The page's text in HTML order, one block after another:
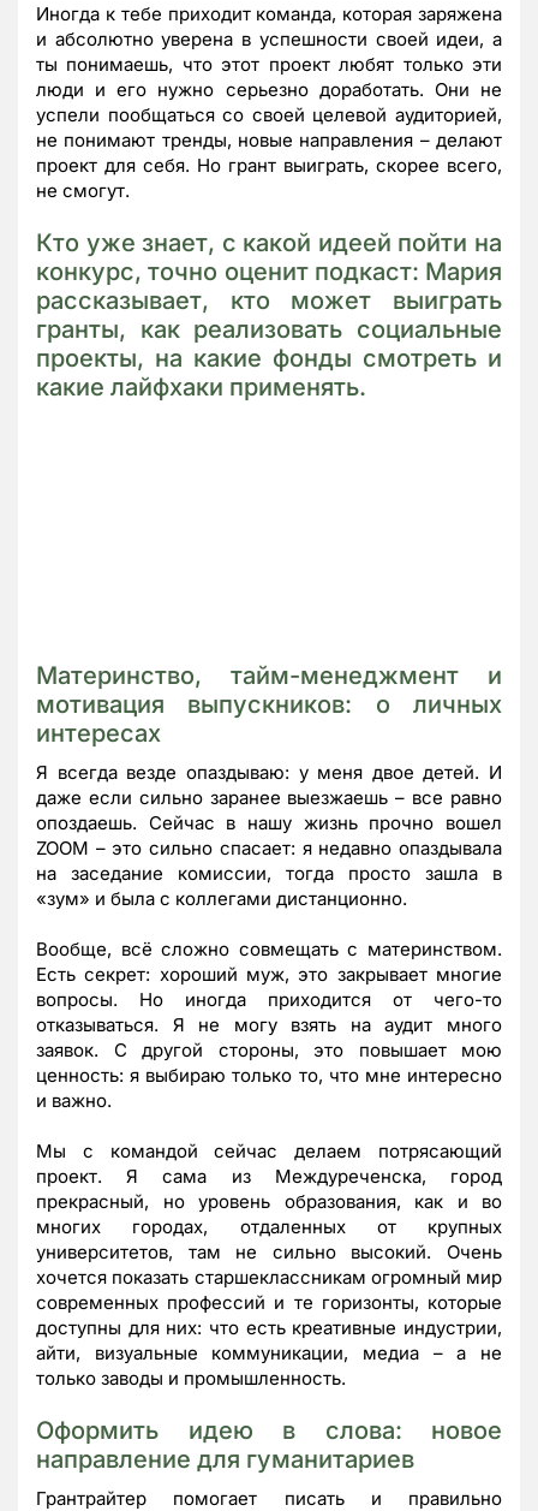
Иногда к тебе приходит команда, которая заряжена
и абсолютно уверена в успешности своей идеи, а
ты понимаешь, что этот проект любят только эти
люди и его нужно серьезно доработать. Они не
успели пообщаться со своей целевой аудиторией,
не понимают тренды, новые направления – делают
проект для себя. Но грант выиграть, скорее всего,
не смогут.
Кто уже знает, с какой идеей пойти на
конкурс, точно оценит подкаст: Мария
рассказывает, кто может выиграть
гранты, как реализовать социальные
проекты, на какие фонды смотреть и
какие лайфхаки применять.
Материнство, тайм-менеджмент и
мотивация выпускников: о личных
интересах
Я всегда везде опаздываю: у меня двое детей. И
даже если сильно заранее выезжаешь – все равно
опоздаешь. Сейчас в нашу жизнь прочно вошел
ZOOM – это сильно спасает: я недавно опаздывала
на заседание комиссии, тогда просто зашла в
«зум» и была с коллегами дистанционно.
Вообще, всё сложно совмещать с материнством.
Есть секрет: хороший муж, это закрывает многие
вопросы. Но иногда приходится от чего-то
отказываться. Я не могу взять на аудит много
заявок. С другой стороны, это повышает мою
ценность: я выбираю только то, что мне интересно
и важно.
Мы с командой сейчас делаем потрясающий
проект. Я сама из Междуреченска, город
прекрасный, но уровень образования, как и во
многих городах, отдаленных от крупных
университетов, там не сильно высокий. Очень
хочется показать старшеклассникам огромный мир
современных профессий и те горизонты, которые
доступны для них: что есть креативные индустрии,
айти, визуальные коммуникации, медиа – а не
только заводы и промышленность.
Оформить идею в слова: новое
направление для гуманитариев
Грантрайтер помогает писать и правильно